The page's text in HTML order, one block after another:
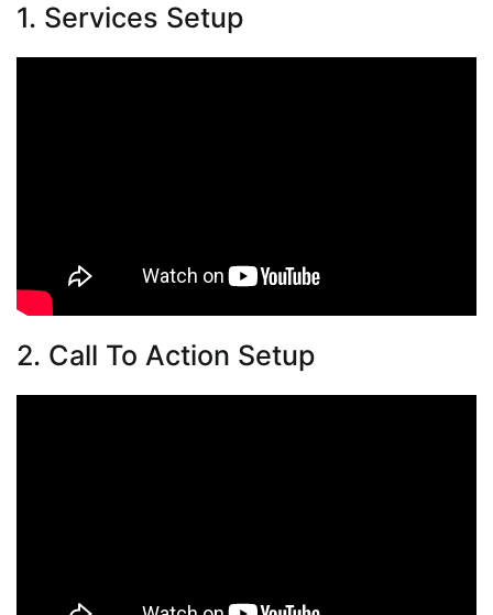
1. Services Setup
2. Call To Action Setup